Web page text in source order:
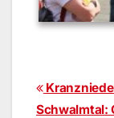
Schwalmtal: